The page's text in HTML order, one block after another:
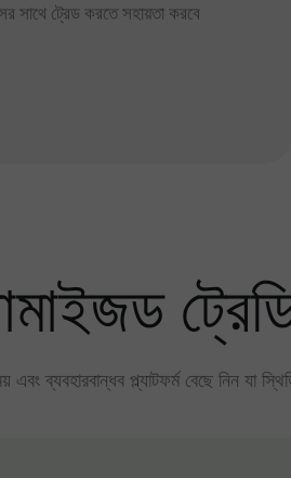
সাথে ট্রেড করতে সহায়তা করবে
এবং ব্যবহারবান্ধব প্ল্যাটফর্ম বেছে নিন যা